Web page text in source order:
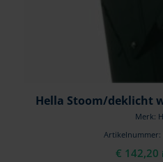
Hella Stoom/deklicht
Merk:
Artikelnummer:
€ 142,20